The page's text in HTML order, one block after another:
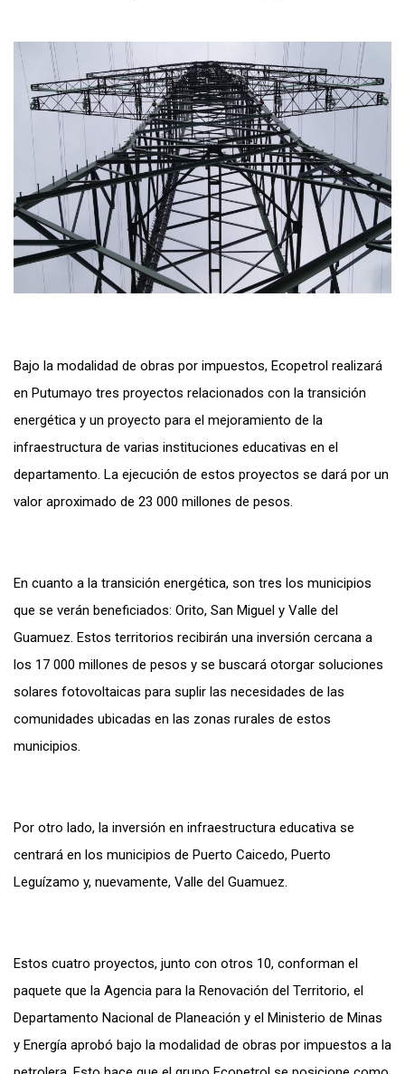
Bajo la modalidad de obras por impuestos, Ecopetrol realizará
en Putumayo tres proyectos relacionados con la transición
energética y un proyecto para el mejoramiento de la
infraestructura de varias instituciones educativas en el
departamento. La ejecución de estos proyectos se dará por un
valor aproximado de 23 000 millones de pesos.
En cuanto a la transición energética, son tres los municipios
que se verán beneficiados: Orito, San Miguel y Valle del
Guamuez. Estos territorios recibirán una inversión cercana a
los 17 000 millones de pesos y se buscará otorgar soluciones
solares fotovoltaicas para suplir las necesidades de las
comunidades ubicadas en las zonas rurales de estos
municipios.
Por otro lado, la inversión en infraestructura educativa se
centrará en los municipios de Puerto Caicedo, Puerto
Leguízamo y, nuevamente, Valle del Guamuez.
Estos cuatro proyectos, junto con otros 10, conforman el
paquete que la Agencia para la Renovación del Territorio, el
Departamento Nacional de Planeación y el Ministerio de Minas
y Energía aprobó bajo la modalidad de obras por impuestos a la